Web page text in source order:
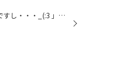
こんにちは。 今日も朝からどんより天気ですね。 雨また降るようですし・・・_(:3 」∠)_ 今のうちに雨対策しませんか？ まずはタイヤの空気圧点検からしましょう！ 残り溝も重要です。 WEBご覧の皆さんは春に交換後点検されましたでしょうか？ 片側のみ減ったりしてないでしょうか？ この様に。 も...